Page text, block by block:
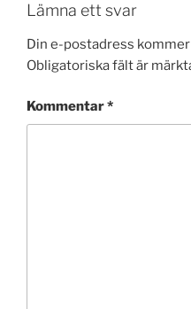
Lämna ett svar
Din e-postadress
Obligatoriska fält är
Kommentar*